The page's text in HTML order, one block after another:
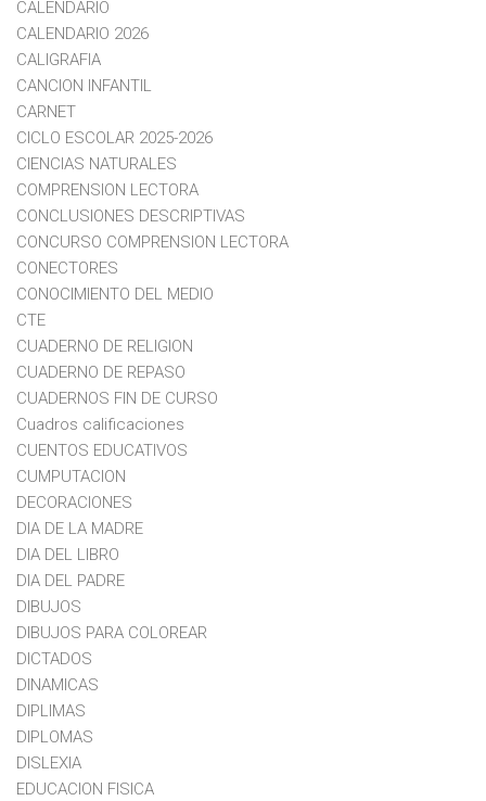
CALENDARIO
CALENDARIO 2026
CALIGRAFIA
CANCION INFANTIL
CARNET
CICLO ESCOLAR 2025-2026
CIENCIAS NATURALES
COMPRENSION LECTORA
CONCLUSIONES DESCRIPTIVAS
CONCURSO COMPRENSION LECTORA
CONECTORES
CONOCIMIENTO DEL MEDIO
CTE
CUADERNO DE RELIGION
CUADERNO DE REPASO
CUADERNOS FIN DE CURSO
Cuadros calificaciones
CUENTOS EDUCATIVOS
CUMPUTACION
DECORACIONES
DIA DE LA MADRE
DIA DEL LIBRO
DIA DEL PADRE
DIBUJOS
DIBUJOS PARA COLOREAR
DICTADOS
DINAMICAS
DIPLIMAS
DIPLOMAS
DISLEXIA
EDUCACION FISICA